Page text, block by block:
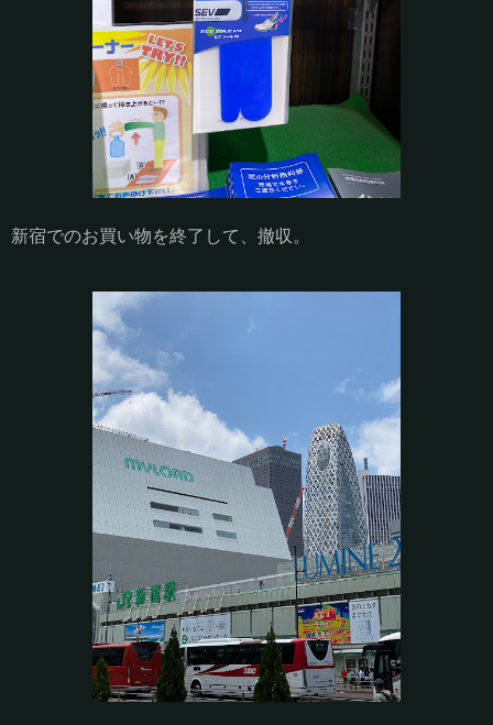
新宿でのお買い物を終了して、撤収。